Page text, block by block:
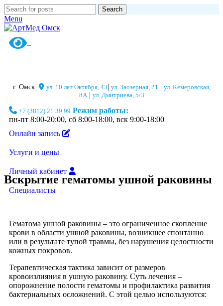
Search
Menu
г. Омск ул. 10 лет Октября, 43 ул. Заозерная, 21
ул. Кемеровская,
8А| ул. Дмитриева, 5/3
+7 (3812) 21 39 99 Режим работы:
пн-пт 8:00-20:00, сб 8:00-18:00, вск 9:00-18:00
Онлайн запись
Услуги и цены
Личный кабинет
Специалисты
Вскрытие гематомы ушной раковины
Гематома ушной раковины – это ограниченное скопление
крови в области ушной раковины, возникшее спонтанно
или в результате тупой травмы, без нарушения целостности
кожных покровов.
Терапевтическая тактика зависит от размеров
кровоизлияния в ушную раковину. Суть лечения –
опорожнение полости гематомы и профилактика развития
бактериальных осложнений. С этой целью используются: